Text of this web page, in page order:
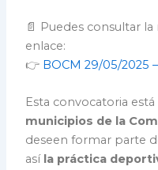
📄 Puedes consultar
enlace:
👉 BOCM 29/05/2025
Esta convocatoria
municipios de la
deseen formar parte
así la práctica